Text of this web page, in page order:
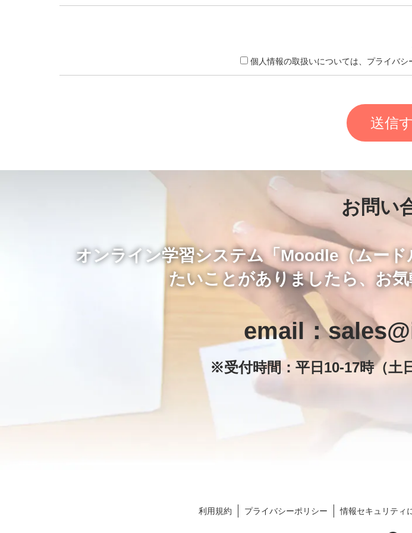
個人情報の取扱いについては、プライバシ
お問い
オンライン学習システム「Moodle（ムード
たいことがありましたら、お
email：
※受付時間：平日10-17時（土
利用規約 プライバシーポリシー 情報セキュリティ